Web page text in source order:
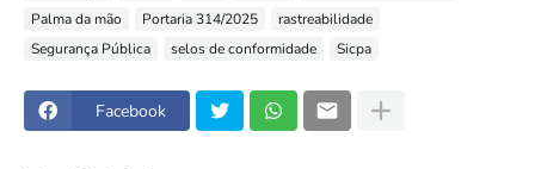
Palma da mão
Portaria 314/2025
rastreabilidade
Segurança Pública
selos de conformidade Sicpa
Facebook